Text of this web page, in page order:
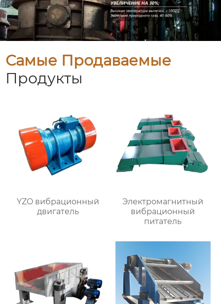
Самые Продаваемые
Продукты
YZO вибрационный
двигатель
Электромагнитный
вибрационный
питатель